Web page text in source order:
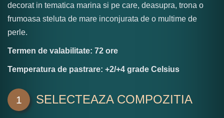
decorat in tematica marina si pe care, deasupra, trona o
frumoasa steluta de mare inconjurata de o multime de
perle.
Termen de valabilitate: 72 ore
Temperatura de pastrare: +2/+4 grade Celsius
1 SELECTEAZA COMPOZITIA